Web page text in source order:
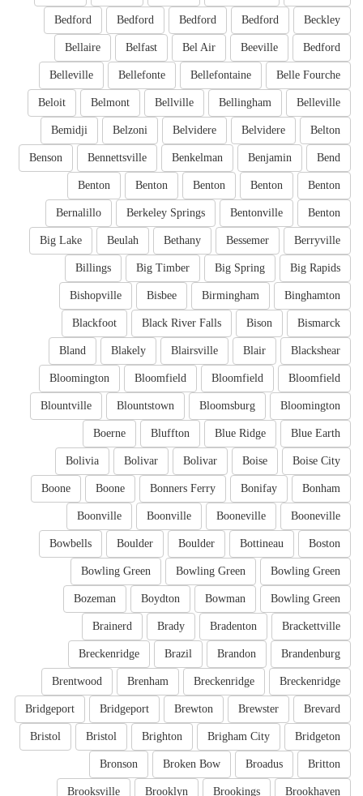
Beckley
Bedford
Bedford
Bedford
Bedford
Bedford
Beeville
Bel Air
Belfast
Bellaire
Belle Fourche
Bellefontaine
Bellefonte
Belleville
Belleville
Bellingham
Bellville
Belmont
Beloit
Belton
Belvidere
Belvidere
Belzoni
Bemidji
Bend
Benjamin
Benkelman
Bennettsville
Benson
Benton
Benton
Benton
Benton
Benton
Benton
Bentonville
Berkeley Springs
Bernalillo
Berryville
Bessemer
Bethany
Beulah
Big Lake
Big Rapids
Big Spring
Big Timber
Billings
Binghamton
Birmingham
Bisbee
Bishopville
Bismarck
Bison
Black River Falls
Blackfoot
Blackshear
Blair
Blairsville
Blakely
Bland
Bloomfield
Bloomfield
Bloomfield
Bloomington
Bloomington
Bloomsburg
Blountstown
Blountville
Blue Earth
Blue Ridge
Bluffton
Boerne
Boise City
Boise
Bolivar
Bolivar
Bolivia
Bonham
Bonifay
Bonners Ferry
Boone
Boone
Booneville
Booneville
Boonville
Boonville
Boston
Bottineau
Boulder
Boulder
Bowbells
Bowling Green
Bowling Green
Bowling Green
Bowling Green
Bowman
Boydton
Bozeman
Brackettville
Bradenton
Brady
Brainerd
Brandenburg
Brandon
Brazil
Breckenridge
Breckenridge
Breckenridge
Brenham
Brentwood
Brevard
Brewster
Brewton
Bridgeport
Bridgeport
Bridgeton
Brigham City
Brighton
Bristol
Bristol
Britton
Broadus
Broken Bow
Bronson
Brookhaven
Brookings
Brooklyn
Brooksville